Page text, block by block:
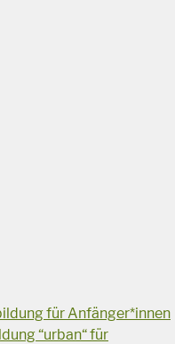
für Anfänger*innen
“urban“ für